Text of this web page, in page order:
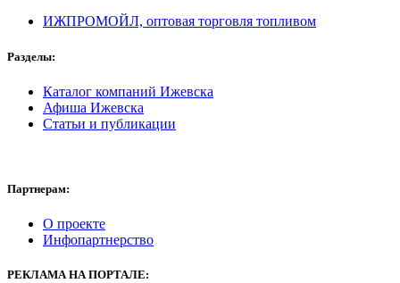
ИЖПРОМОЙЛ, оптовая торговля топливом
Разделы:
Каталог компаний Ижевска
Афиша Ижевска
Статьи и публикации
Партнерам:
О проекте
Инфопартнерство
РЕКЛАМАНА ПОРТАЛЕ: